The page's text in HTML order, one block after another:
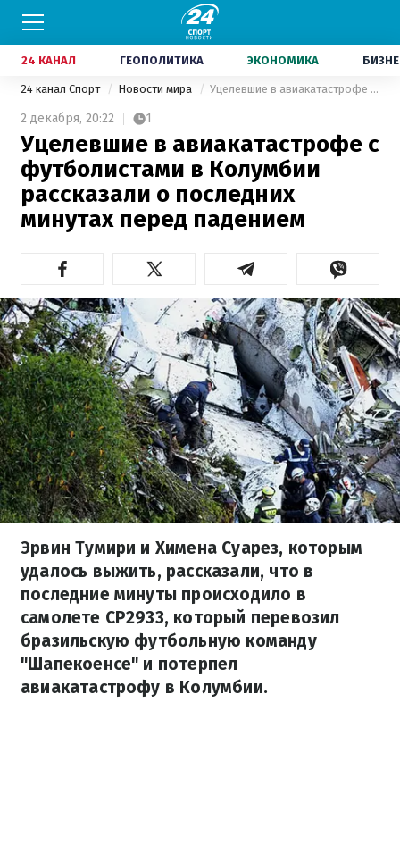
24 КАНАЛ ГЕОПОЛИТИКА ЭКОНОМИКА
24 канал Спорт Новости мира Уцелевшие в авиакатастрофе с футболистами в Колумбии рассказали о последних минутах перед падением
2 декабря, 20:22 1
Уцелевшие в авиакатастрофе с
футболистами в Колумбии
рассказали о последних
минутах перед падением
Эрвин Тумири и Химена Суарез, которым
удалось выжить, рассказали, что в
последние минуты происходило в
самолете CP2933, который перевозил
бразильскую футбольную команду
"Шапекоенсе" и потерпел
авиакатастрофу в Колумбии.